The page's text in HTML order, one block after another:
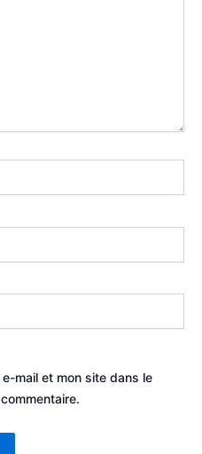
mail et mon site dans le